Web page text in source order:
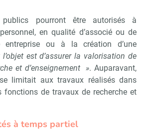
publics pourront être autorisés à
en qualité d’associé ou de
entreprise ou à la création d’une
est d’assurer la valorisation de
et d’enseignement ». Auparavant,
limitait aux travaux réalisés dans
fonctions de travaux de recherche et
à temps partiel